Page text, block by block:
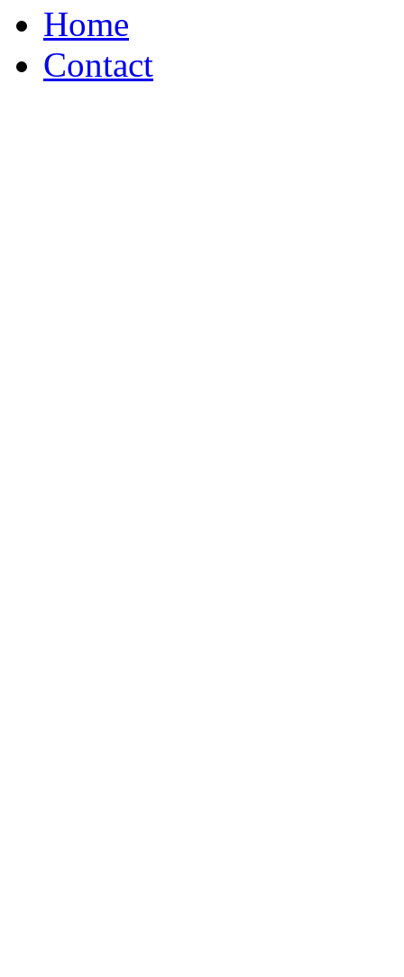
Home
Contact